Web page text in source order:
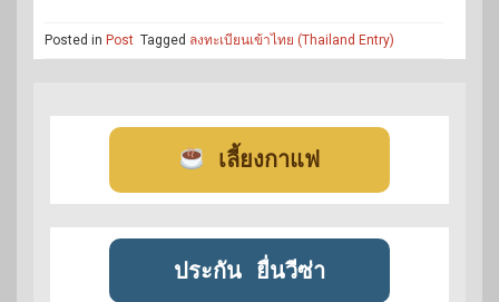
Posted in Post Tagged ลงทะเบียนเข้าไทย (Thailand Entry)
เลี้ยงกาแฟ
ประกัน ยื่นวีซ่า